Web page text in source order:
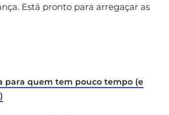
Está pronto para arregaçar as
para quem tem pouco tempo (e